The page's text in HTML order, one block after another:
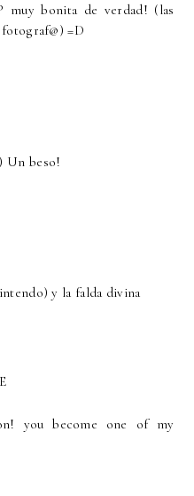
muy bonita de verdad! (las
=D
Un beso!
y la falda divina
you become one of my